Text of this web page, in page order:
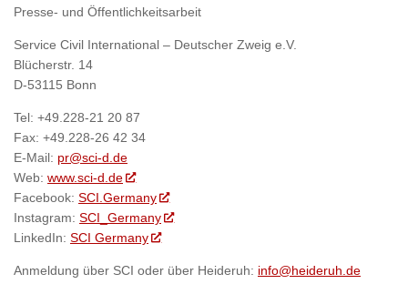
Presse- und Öffentlichkeitsarbeit
Service Civil International – Deutscher Zweig e.V.
Blücherstr. 14
D-53115 Bonn
Tel: +49.228-21 20 87
Fax: +49.228-26 42 34
E-Mail: pr@sci-d.de
Web: www.sci-d.de
Facebook: SCI.Germany
Instagram: SCI_Germany
LinkedIn: SCI Germany
Anmeldung über SCI oder über Heideruh: info@heideruh.de